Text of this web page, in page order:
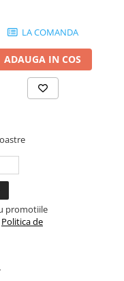
LA COMANDA
ADAUGA IN COS
promotiile
Politica de